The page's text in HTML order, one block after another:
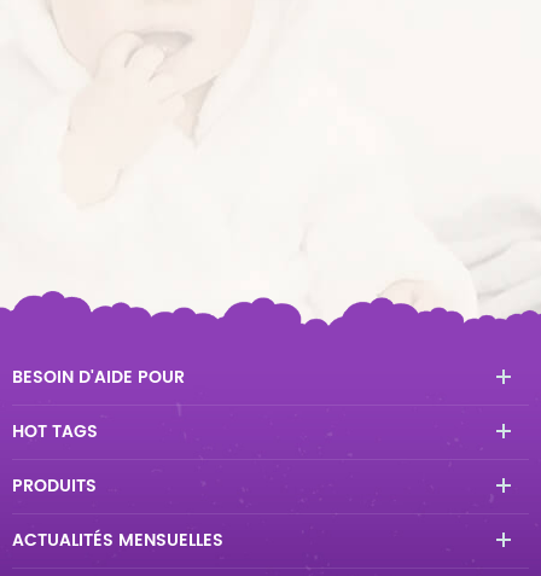
BESOIN D'AIDE POUR
HOT TAGS
PRODUITS
ACTUALITÉS MENSUELLES